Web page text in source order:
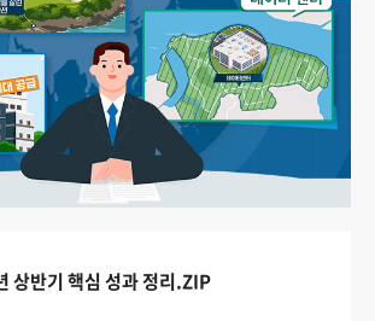
상반기 핵심 성과 정리.ZIP